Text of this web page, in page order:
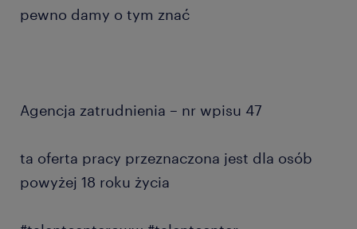
pewno damy o tym znać
Agencja zatrudnienia – nr wpisu 47
ta oferta pracy przeznaczona jest dla osób
powyżej 18 roku życia